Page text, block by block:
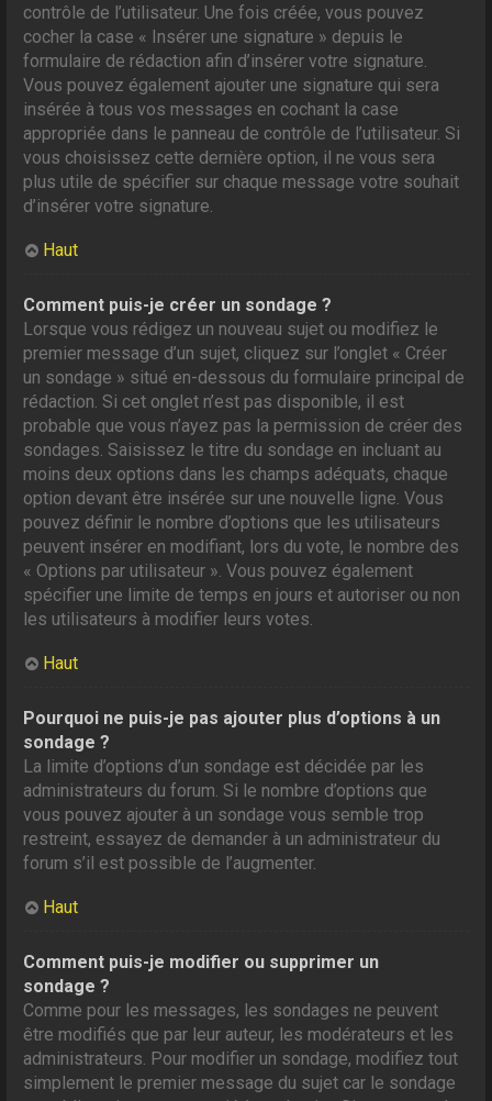
contrôle de l’utilisateur. Une fois créée, vous pouvez
cocher la case « Insérer une signature » depuis le
formulaire de rédaction afin d’insérer votre signature.
Vous pouvez également ajouter une signature qui sera
insérée à tous vos messages en cochant la case
appropriée dans le panneau de contrôle de l’utilisateur. Si
vous choisissez cette dernière option, il ne vous sera
plus utile de spécifier sur chaque message votre souhait
d’insérer votre signature.
Haut
Comment puis-je créer un sondage ?
Lorsque vous rédigez un nouveau sujet ou modifiez le
premier message d’un sujet, cliquez sur l’onglet « Créer
un sondage » situé en-dessous du formulaire principal de
rédaction. Si cet onglet n’est pas disponible, il est
probable que vous n’ayez pas la permission de créer des
sondages. Saisissez le titre du sondage en incluant au
moins deux options dans les champs adéquats, chaque
option devant être insérée sur une nouvelle ligne. Vous
pouvez définir le nombre d’options que les utilisateurs
peuvent insérer en modifiant, lors du vote, le nombre des
« Options par utilisateur ». Vous pouvez également
spécifier une limite de temps en jours et autoriser ou non
les utilisateurs à modifier leurs votes.
Haut
Pourquoi ne puis-je pas ajouter plus d’options à un
sondage ?
La limite d’options d’un sondage est décidée par les
administrateurs du forum. Si le nombre d’options que
vous pouvez ajouter à un sondage vous semble trop
restreint, essayez de demander à un administrateur du
forum s’il est possible de l’augmenter.
Haut
Comment puis-je modifier ou supprimer un
sondage ?
Comme pour les messages, les sondages ne peuvent
être modifiés que par leur auteur, les modérateurs et les
administrateurs. Pour modifier un sondage, modifiez tout
simplement le premier message du sujet car le sondage